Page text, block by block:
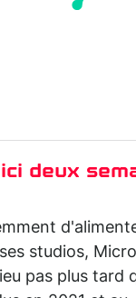
deux
studios,
pas plus